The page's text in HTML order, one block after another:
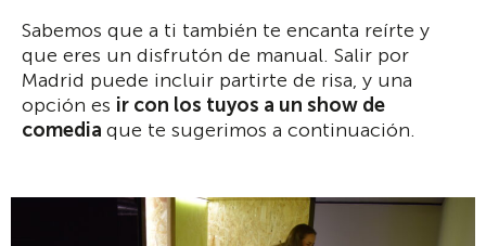
Sabemos que a ti también te encanta reírte y
que eres un disfrutón de manual. Salir por
Madrid puede incluir partirte de risa, y una
opción es ir con los tuyos a un show de
comedia que te sugerimos a continuación.